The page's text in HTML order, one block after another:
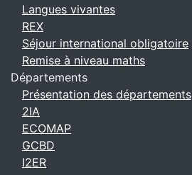
Langues vivantes
REX
Séjour international obligatoire
Remise à niveau maths
Départements
Présentation des départements
2IA
ECOMAP
GCBD
I2ER